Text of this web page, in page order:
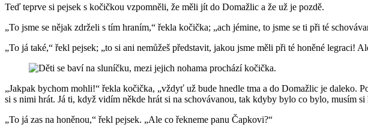
Teď teprve si pejsek s kočičkou vzpomněli, že měli jít do Domažlic a že už je pozdě.
„To jsme se nějak zdrželi s tím hraním,“ řekla kočička; „ach jémine, to jsme se ti při té
„To já také,“ řekl pejsek; „to si ani nemůžeš představit, jakou jsme měli při té honěné legraci!
„Jakpak bychom mohli!“ řekla kočička, „vždyť už bude hnedle tma a do Domažlic je daleko.
si s nimi hrát. Já ti, když vidím někde hrát si na schovávanou, tak kdyby bylo co bylo, musím si
„To já zas na honěnou,“ řekl pejsek. „Ale co řekneme panu Čapkovi?“